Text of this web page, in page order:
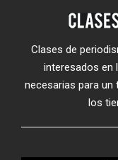
Clases de
interesados en
necesarias para un
los